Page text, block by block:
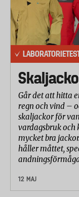
Går det att hitta
regn och vind –
skaljackor för
vardagsbruk och
mycket bra
håller måttet,
12 MAJ